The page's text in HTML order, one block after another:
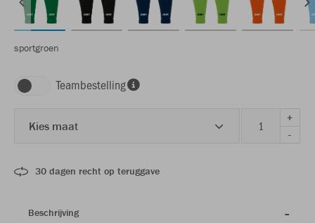
sportgroen
Teambestelling
Kies maat
+
-
30 dagen recht op teruggave
Beschrijving